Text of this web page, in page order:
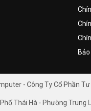
- Công Ty Cổ Phần
Thái Hà - Phường Trung